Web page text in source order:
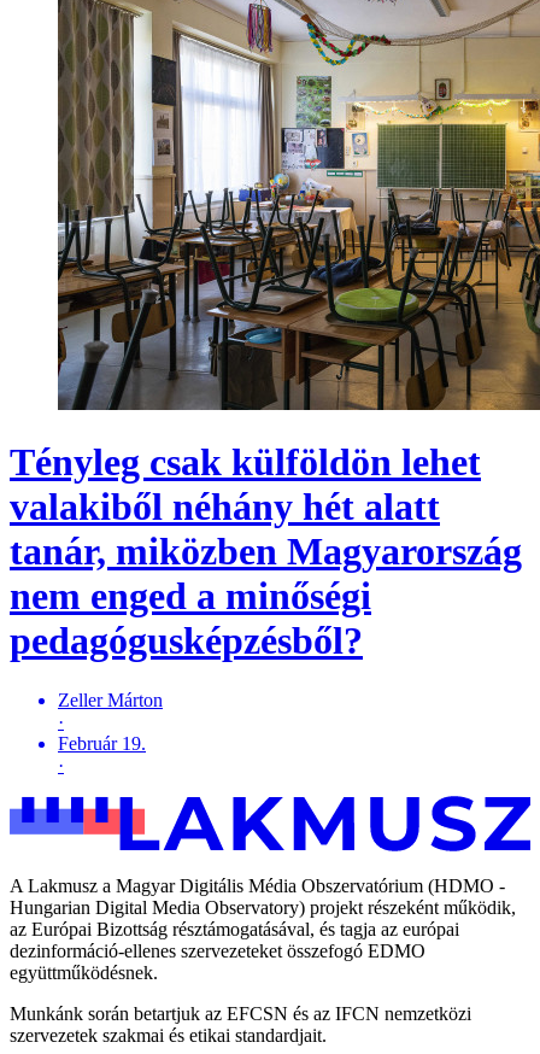
Tényleg csak külföldön lehet
valakiből néhány hét alatt
tanár, miközben Magyarország
nem enged a minőségi
pedagógusképzésből?
Zeller Márton
·
Február 19.
·
A Lakmusz a Magyar Digitális Média Obszervatórium (HDMO -
Hungarian Digital Media Observatory) projekt részeként működik,
az Európai Bizottság résztámogatásával, és tagja az európai
dezinformáció-ellenes szervezeteket összefogó EDMO
együttműködésnek.
Munkánk során betartjuk az EFCSN és az IFCN nemzetközi
szervezetek szakmai és etikai standardjait.